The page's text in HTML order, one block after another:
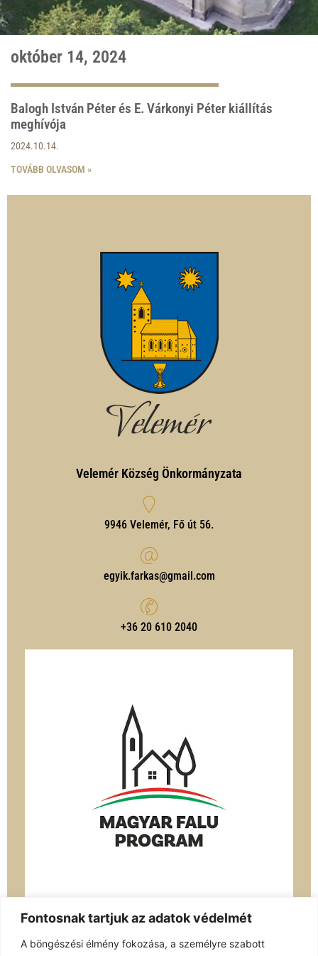
Fontosnak tartjuk az adatok védelmét
A böngészési élmény fokozása, a személyre szabott
Velemér Község Önkormányzata
9946 Velemér, Fő út 56.
egyik.farkas@gmail.com
‭+36 20 610 2040‬
október 14, 2024
Balogh István Péter és E. Várkonyi Péter kiállítás
meghívója
2024.10.14.
TOVÁBB OLVASOM »